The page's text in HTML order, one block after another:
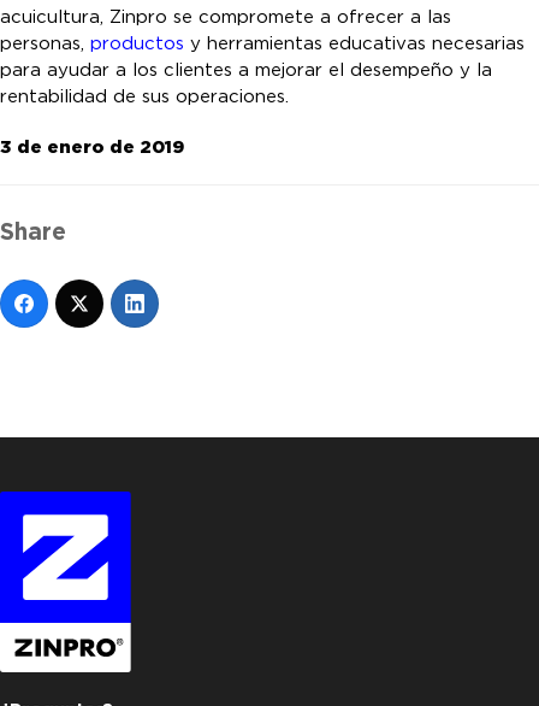
acuicultura, Zinpro se compromete a ofrecer a las
personas, productos y herramientas educativas necesarias
para ayudar a los clientes a mejorar el desempeño y la
rentabilidad de sus operaciones.
3 de enero de 2019
Share